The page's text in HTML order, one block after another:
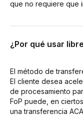
que no requiere que
¿Por qué usar
El método de
El cliente desea
de procesamiento
FoP puede, en
una transferencia